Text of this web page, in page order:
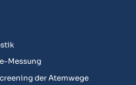
Messung
der Atemwege